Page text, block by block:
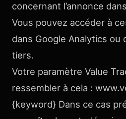
concernant l’annonce dans
Vous pouvez accéder à
dans Google Analytics ou
tiers.
Votre paramètre Value
ressembler à cela :
{keyword} Dans ce cas